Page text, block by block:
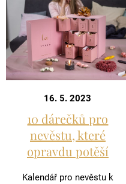
16. 5. 2023
10 dárečků pro
nevěstu, které
opravdu potěší
Kalendář pro nevěstu k